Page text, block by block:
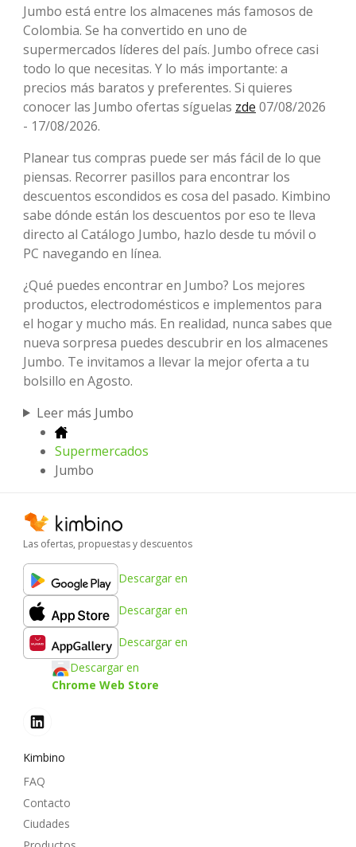
Jumbo está entre los almacenes más famosos de
Colombia. Se ha convertido en uno de
supermercados líderes del país. Jumbo ofrece casi
todo lo que necesitas. Y lo más importante: a
precios más baratos y preferentes. Si quieres
conocer las Jumbo ofertas síguelas zde 07/08/2026
- 17/08/2026.
Planear tus compras puede ser más fácil de lo que
piensas. Recorrer pasillos para encontrar los
descuentos escondidos es cosa del pasado. Kimbino
sabe dónde están los descuentos por eso te lleva
directo al Catálogo Jumbo, hazlo desde tu móvil o
PC navegando en línea.
¿Qué puedes encontrar en Jumbo? Los mejores
productos, electrodomésticos e implementos para
el hogar y mucho más. En realidad, nunca sabes que
nueva sorpresa puedes descubrir en los almacenes
Jumbo. Te invitamos a llevar la mejor oferta a tu
bolsillo en Agosto.
Leer más Jumbo
Supermercados
Jumbo
Las ofertas, propuestas y descuentos
Descargar en
Descargar en
Descargar en
Descargar en
Chrome Web Store
Kimbino
FAQ
Contacto
Ciudades